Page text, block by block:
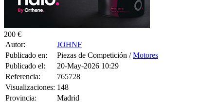
Autor:
Publicado en:
Piezas de Competición /
Publicado el:
20-May-2026 10:29
Referencia:
765728
Visualizaciones:
148
Provincia:
Madrid
Pais:
España